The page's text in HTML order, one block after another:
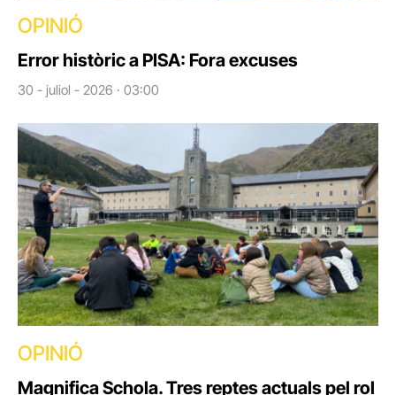
OPINIÓ
Error històric a PISA: Fora excuses
30 - juliol - 2026 · 03:00
OPINIÓ
Magnifica Schola. Tres reptes actuals pel rol